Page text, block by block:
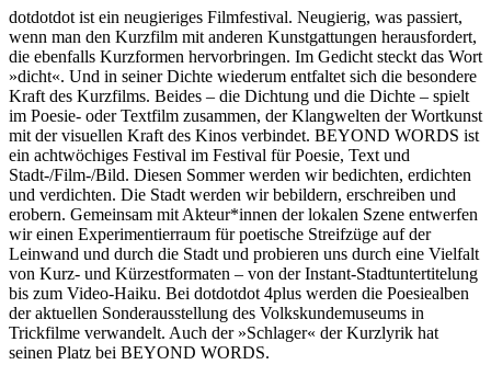
dotdotdot ist ein neugieriges Filmfestival. Neugierig, was passiert,
wenn man den Kurzfilm mit anderen Kunstgattungen herausfordert,
die ebenfalls Kurzformen hervorbringen. Im Gedicht steckt das Wort
»dicht«. Und in seiner Dichte wiederum entfaltet sich die besondere
Kraft des Kurzfilms. Beides – die Dichtung und die Dichte – spielt
im Poesie- oder Textfilm zusammen, der Klangwelten der Wortkunst
mit der visuellen Kraft des Kinos verbindet. BEYOND WORDS ist
ein achtwöchiges Festival im Festival für Poesie, Text und
Stadt-/Film-/Bild. Diesen Sommer werden wir bedichten, erdichten
und verdichten. Die Stadt werden wir bebildern, erschreiben und
erobern. Gemeinsam mit Akteur*innen der lokalen Szene entwerfen
wir einen Experimentierraum für poetische Streifzüge auf der
Leinwand und durch die Stadt und probieren uns durch eine Vielfalt
von Kurz- und Kürzestformaten – von der Instant-Stadtuntertitelung
bis zum Video-Haiku. Bei dotdotdot 4plus werden die Poesiealben
der aktuellen Sonderausstellung des Volkskundemuseums in
Trickfilme verwandelt. Auch der »Schlager« der Kurzlyrik hat
seinen Platz bei BEYOND WORDS.